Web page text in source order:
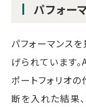
パフォー
パフォーマンス
げられています
ポートフォリオ
断を入れた結果